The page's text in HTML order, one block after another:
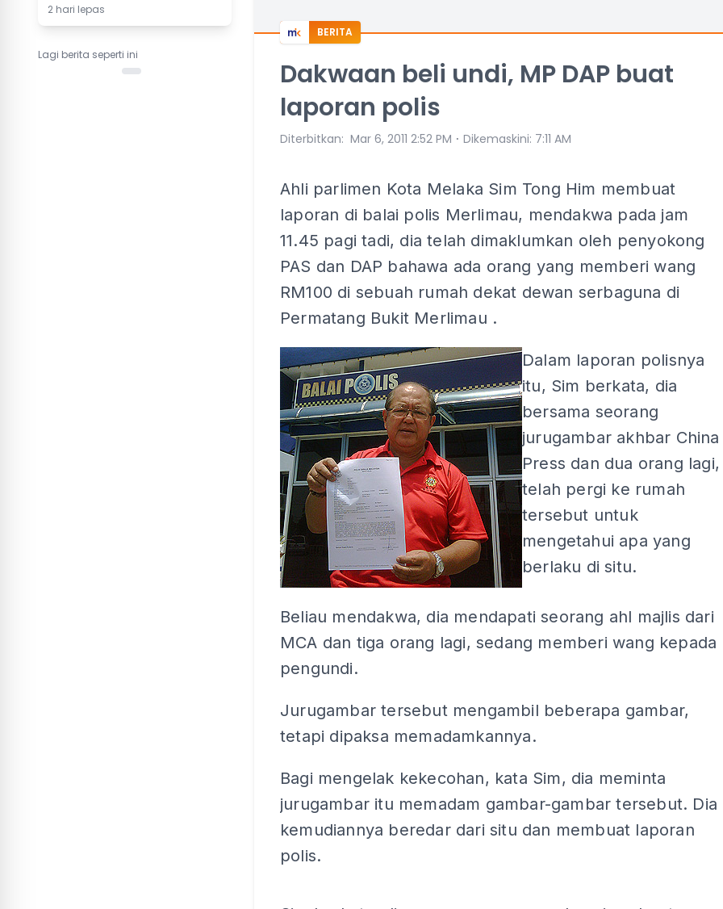
2 hari lepas
Lagi berita seperti ini
BERITA
Dakwaan beli undi, MP DAP buat
laporan polis
Diterbitkan: Mar 6, 2011 2:52 PM ⋅ Dikemaskini: 7:11 AM
Ahli parlimen Kota Melaka Sim Tong Him membuat
laporan di balai polis Merlimau, mendakwa pada jam
11.45 pagi tadi, dia telah dimaklumkan oleh penyokong
PAS dan DAP bahawa ada orang yang memberi wang
RM100 di sebuah rumah dekat dewan serbaguna di
Permatang Bukit Merlimau .
Dalam laporan polisnya
itu, Sim berkata, dia
bersama seorang
jurugambar akhbar China
Press dan dua orang lagi,
telah pergi ke rumah
tersebut untuk
mengetahui apa yang
berlaku di situ.
Beliau mendakwa, dia mendapati seorang ahl majlis dari
MCA dan tiga orang lagi, sedang memberi wang kepada
pengundi.
Jurugambar tersebut mengambil beberapa gambar,
tetapi dipaksa memadamkannya.
Bagi mengelak kekecohan, kata Sim, dia meminta
jurugambar itu memadam gambar-gambar tersebut. Dia
kemudiannya beredar dari situ dan membuat laporan
polis.